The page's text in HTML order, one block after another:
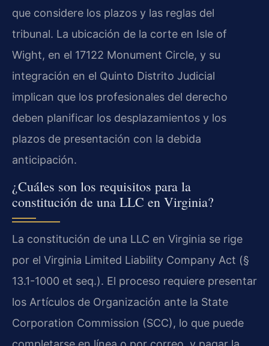
que considere los plazos y las reglas del
tribunal. La ubicación de la corte en Isle of
Wight, en el 17122 Monument Circle, y su
integración en el Quinto Distrito Judicial
implican que los profesionales del derecho
deben planificar los desplazamientos y los
plazos de presentación con la debida
anticipación.
¿Cuáles son los requisitos para la
constitución de una LLC en Virginia?
La constitución de una LLC en Virginia se rige
por el Virginia Limited Liability Company Act (§
13.1-1000 et seq.). El proceso requiere presentar
los Artículos de Organización ante la State
Corporation Commission (SCC), lo que puede